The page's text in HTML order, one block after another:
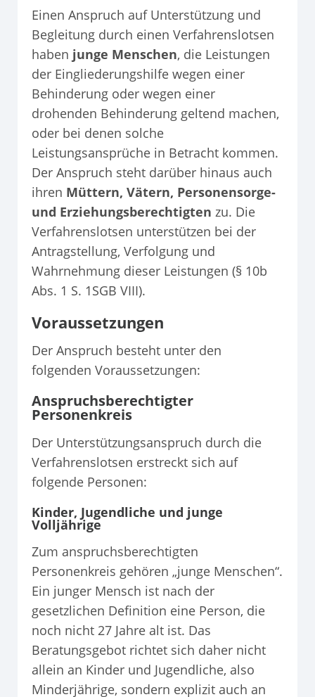
Einen Anspruch auf Unterstützung und
Begleitung durch einen Verfahrenslotsen
haben junge Menschen, die Leistungen
der Eingliederungshilfe wegen einer
Behinderung oder wegen einer
drohenden Behinderung geltend machen,
oder bei denen solche
Leistungsansprüche in Betracht kommen.
Der Anspruch steht darüber hinaus auch
ihren Müttern, Vätern, Personensorge-
und Erziehungsberechtigten zu. Die
Verfahrenslotsen unterstützen bei der
Antragstellung, Verfolgung und
Wahrnehmung dieser Leistungen (§ 10b
Abs. 1 S. 1SGB VIII).
Voraussetzungen
Der Anspruch besteht unter den
folgenden Voraussetzungen:
Anspruchsberechtigter
Personenkreis
Der Unterstützungsanspruch durch die
Verfahrenslotsen erstreckt sich auf
folgende Personen:
Kinder, Jugendliche und junge
Volljährige
Zum anspruchsberechtigten
Personenkreis gehören „junge Menschen“.
Ein junger Mensch ist nach der
gesetzlichen Definition eine Person, die
noch nicht 27 Jahre alt ist. Das
Beratungsgebot richtet sich daher nicht
allein an Kinder und Jugendliche, also
Minderjährige, sondern explizit auch an